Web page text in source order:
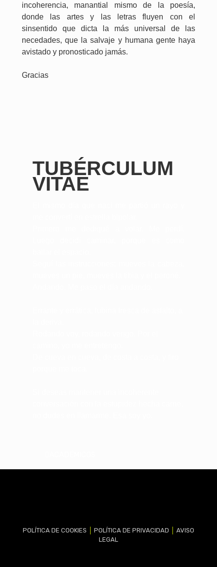
incoherencia, manantial mismo de la poesía,
donde las artes y las letras fluyen con el
sinsentido que dicta la más universal de las
necedades, que la salvaje y humana gente haya
avistado y pronosticado jamás.
Gracias
TUBÉRCULUM
VITAE
POLÍTICA DE COOKIES POLÍTICA DE PRIVACIDAD
AVISO
LEGAL